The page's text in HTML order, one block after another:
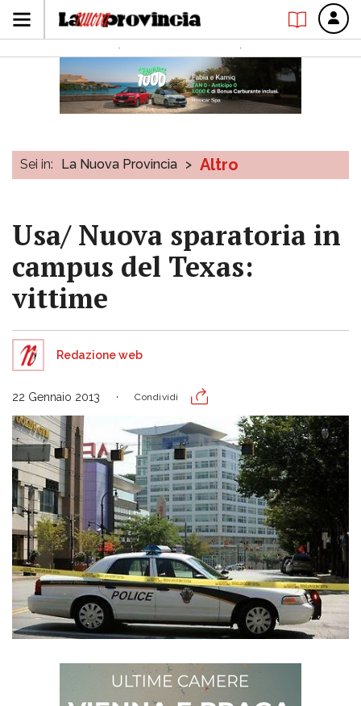
Sei in: La Nuova Provincia > Altro
Usa/ Nuova sparatoria in
campus del Texas:
vittime
Redazione web
22 Gennaio 2013 Condividi